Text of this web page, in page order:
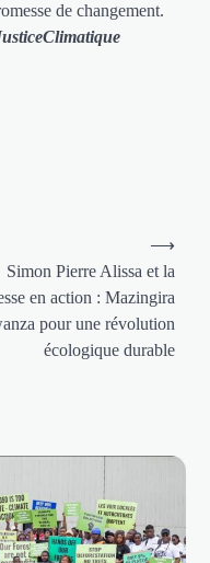
de changement.
Simon Pierre Alissa et la
en action : Mazingira
pour une révolution
écologique durable
⟶